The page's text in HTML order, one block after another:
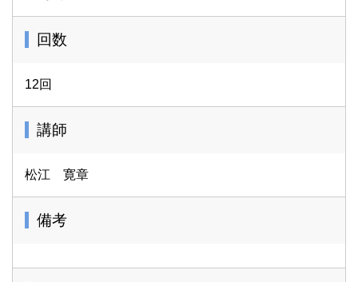
回数
12回
講師
松江 寛章
備考